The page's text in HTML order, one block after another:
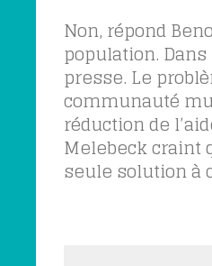
Non, répond
population.
presse. Le
communauté
réduction de
Melebeck craint
seule solution à